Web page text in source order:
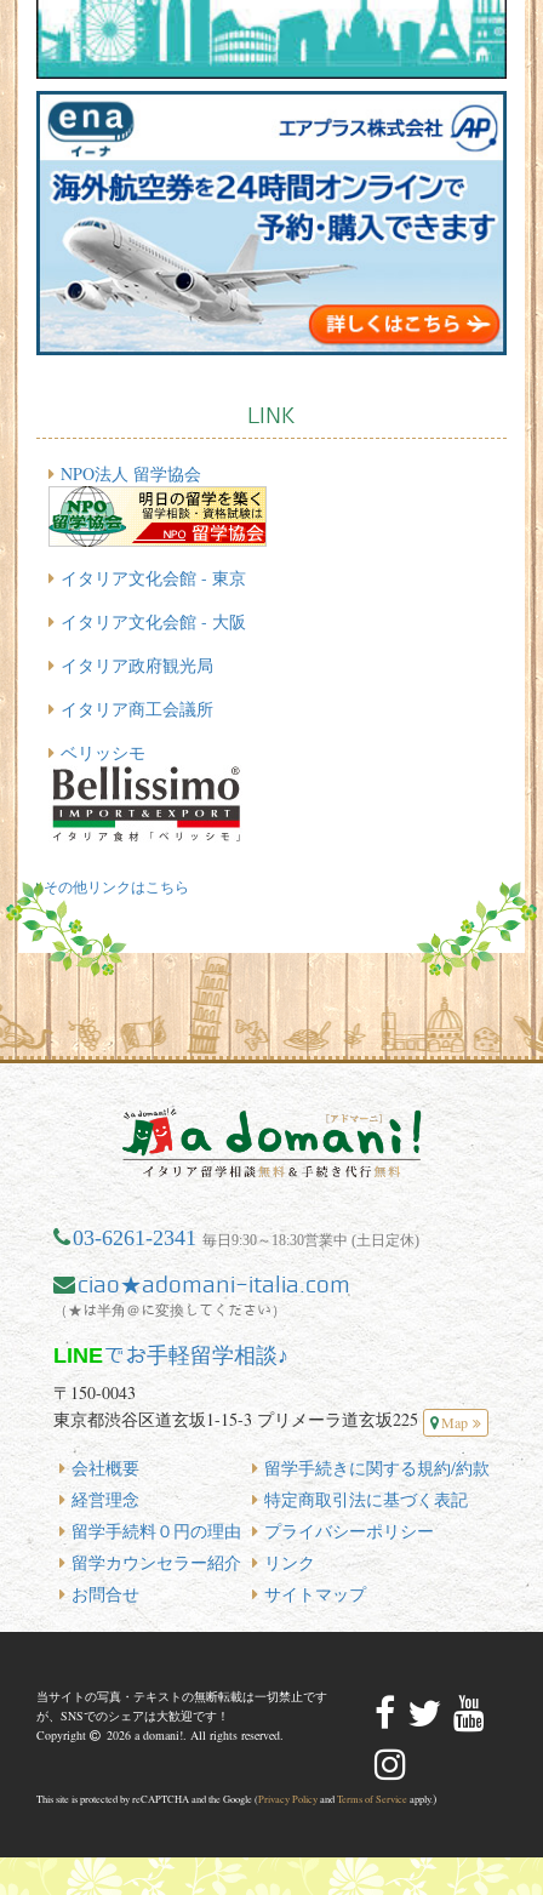
LINK
NPO法人 留学協会
イタリア文化会館 - 東京
イタリア文化会館 - 大阪
イタリア政府観光局
イタリア商工会議所
ベリッシモ
その他リンクはこちら
03-6261-2341 毎日9:30～18:30営業中 (土日定休)
ciao★adomani-italia.com
（★は半角＠に変換してください）
LINEでお手軽留学相談♪
〒150-0043
東京都渋谷区道玄坂1-15-3 プリメーラ道玄坂225
Map
会社概要
経営理念
留学手続料０円の理由
留学カウンセラー紹介
お問合せ
留学手続きに関する規約/約款
特定商取引法に基づく表記
プライバシーポリシー
リンク
サイトマップ
当サイトの写真・テキストの無断転載は一切禁止です
が、SNSでのシェアは大歓迎です！
Copyright
2026 a domani!. All rights reserved.
This site is protected by reCAPTCHA and the Google (Privacy PolicyandTerms of Service apply.)